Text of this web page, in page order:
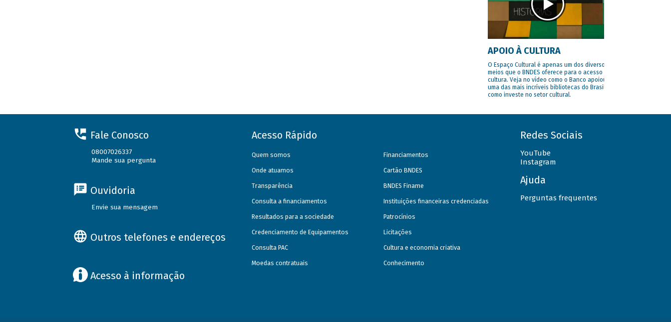
APOIO À CULTURA
O Espaço Cultural é apenas um dos diversos
meios que o BNDES oferece para o acesso à
cultura. Veja no vídeo como o Banco apoiou
uma das mais incríveis bibliotecas do Brasil e
como investe no setor cultural.
Fale Conosco
08007026337
Mande sua pergunta
Ouvidoria
Envie sua mensagem
Outros telefones e endereços
Acesso à informação
Acesso Rápido
Quem somos
Onde atuamos
Transparência
Consulta a financiamentos
Resultados para a sociedade
Credenciamento de Equipamentos
Consulta PAC
Moedas contratuais
Financiamentos
Cartão BNDES
BNDES Finame
Instituições financeiras credenciadas
Patrocínios
Licitações
Cultura e economia criativa
Conhecimento
Redes Sociais
YouTube
Instagram
Ajuda
Perguntas frequentes